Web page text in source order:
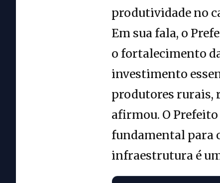
produtividade no
Em sua fala, o
o fortalecimento
investimento
produtores rurais,
afirmou. O
fundamental para
infraestrutura é